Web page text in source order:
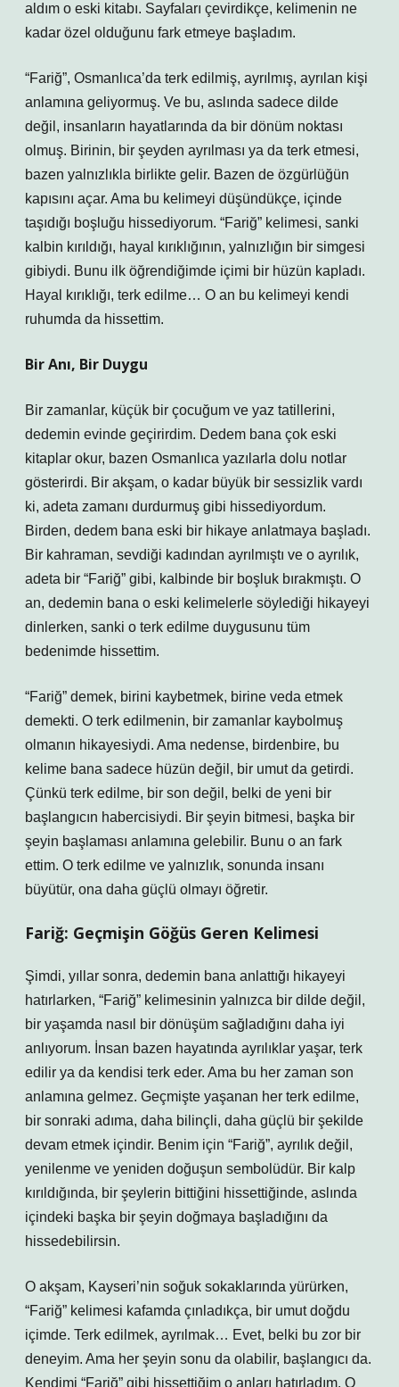
aldım o eski kitabı. Sayfaları çevirdikçe, kelimenin ne
kadar özel olduğunu fark etmeye başladım.
“Fariğ”, Osmanlıca’da terk edilmiş, ayrılmış, ayrılan kişi
anlamına geliyormuş. Ve bu, aslında sadece dilde
değil, insanların hayatlarında da bir dönüm noktası
olmuş. Birinin, bir şeyden ayrılması ya da terk etmesi,
bazen yalnızlıkla birlikte gelir. Bazen de özgürlüğün
kapısını açar. Ama bu kelimeyi düşündükçe, içinde
taşıdığı boşluğu hissediyorum. “Fariğ” kelimesi, sanki
kalbin kırıldığı, hayal kırıklığının, yalnızlığın bir simgesi
gibiydi. Bunu ilk öğrendiğimde içimi bir hüzün kapladı.
Hayal kırıklığı, terk edilme… O an bu kelimeyi kendi
ruhumda da hissettim.
Bir Anı, Bir Duygu
Bir zamanlar, küçük bir çocuğum ve yaz tatillerini,
dedemin evinde geçirirdim. Dedem bana çok eski
kitaplar okur, bazen Osmanlıca yazılarla dolu notlar
gösterirdi. Bir akşam, o kadar büyük bir sessizlik vardı
ki, adeta zamanı durdurmuş gibi hissediyordum.
Birden, dedem bana eski bir hikaye anlatmaya başladı.
Bir kahraman, sevdiği kadından ayrılmıştı ve o ayrılık,
adeta bir “Fariğ” gibi, kalbinde bir boşluk bırakmıştı. O
an, dedemin bana o eski kelimelerle söylediği hikayeyi
dinlerken, sanki o terk edilme duygusunu tüm
bedenimde hissettim.
“Fariğ” demek, birini kaybetmek, birine veda etmek
demekti. O terk edilmenin, bir zamanlar kaybolmuş
olmanın hikayesiydi. Ama nedense, birdenbire, bu
kelime bana sadece hüzün değil, bir umut da getirdi.
Çünkü terk edilme, bir son değil, belki de yeni bir
başlangıcın habercisiydi. Bir şeyin bitmesi, başka bir
şeyin başlaması anlamına gelebilir. Bunu o an fark
ettim. O terk edilme ve yalnızlık, sonunda insanı
büyütür, ona daha güçlü olmayı öğretir.
Fariğ: Geçmişin Göğüs Geren Kelimesi
Şimdi, yıllar sonra, dedemin bana anlattığı hikayeyi
hatırlarken, “Fariğ” kelimesinin yalnızca bir dilde değil,
bir yaşamda nasıl bir dönüşüm sağladığını daha iyi
anlıyorum. İnsan bazen hayatında ayrılıklar yaşar, terk
edilir ya da kendisi terk eder. Ama bu her zaman son
anlamına gelmez. Geçmişte yaşanan her terk edilme,
bir sonraki adıma, daha bilinçli, daha güçlü bir şekilde
devam etmek içindir. Benim için “Fariğ”, ayrılık değil,
yenilenme ve yeniden doğuşun sembolüdür. Bir kalp
kırıldığında, bir şeylerin bittiğini hissettiğinde, aslında
içindeki başka bir şeyin doğmaya başladığını da
hissedebilirsin.
O akşam, Kayseri’nin soğuk sokaklarında yürürken,
“Fariğ” kelimesi kafamda çınladıkça, bir umut doğdu
içimde. Terk edilmek, ayrılmak… Evet, belki bu zor bir
deneyim. Ama her şeyin sonu da olabilir, başlangıcı da.
Kendimi “Fariğ” gibi hissettiğim o anları hatırladım. O